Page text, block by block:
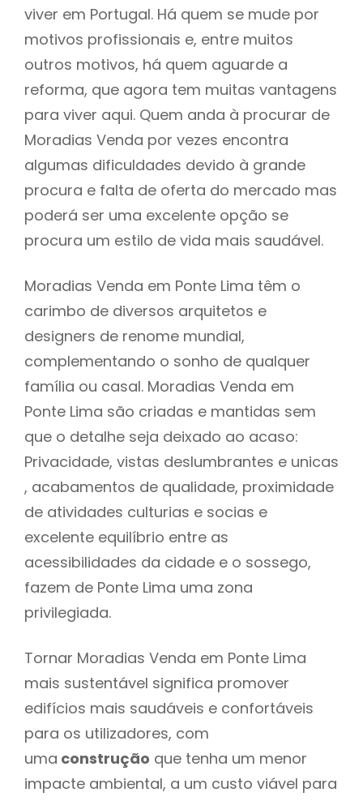
viver em Portugal. Há quem se mude por
motivos profissionais e, entre muitos
outros motivos, há quem aguarde a
reforma, que agora tem muitas vantagens
para viver aqui. Quem anda à procurar de
Moradias Venda por vezes encontra
algumas dificuldades devido à grande
procura e falta de oferta do mercado mas
poderá ser uma excelente opção se
procura um estilo de vida mais saudável.
Moradias Venda em Ponte Lima têm o
carimbo de diversos arquitetos e
designers de renome mundial,
complementando o sonho de qualquer
família ou casal. Moradias Venda em
Ponte Lima são criadas e mantidas sem
que o detalhe seja deixado ao acaso:
Privacidade, vistas deslumbrantes e unicas
, acabamentos de qualidade, proximidade
de atividades culturias e socias e
excelente equilíbrio entre as
acessibilidades da cidade e o sossego,
fazem de Ponte Lima uma zona
privilegiada.
Tornar Moradias Venda em Ponte Lima
mais sustentável significa promover
edifícios mais saudáveis e confortáveis
para os utilizadores, com
uma construção que tenha um menor
impacte ambiental, a um custo viável para